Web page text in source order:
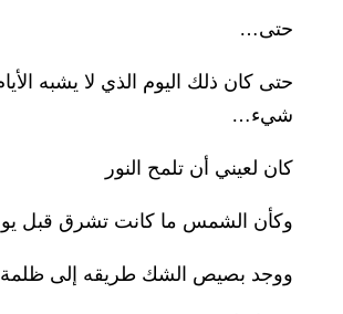
حتى…
حتى كان ذلك اليوم الذي لا يشبه
شيء…
كان لعيني أن تلمح النور
وكأن الشمس ما كانت تشرق قبل
ووجد بصيص الشك طريقه إلى ظلمة